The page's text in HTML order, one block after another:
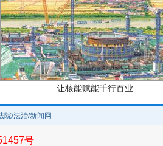
让核能赋能千行百业
院/法治/新闻网
号